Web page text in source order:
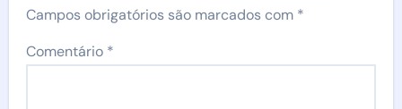
Campos obrigatórios são marcados com *
Comentário *